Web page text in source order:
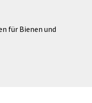
für Bienen und